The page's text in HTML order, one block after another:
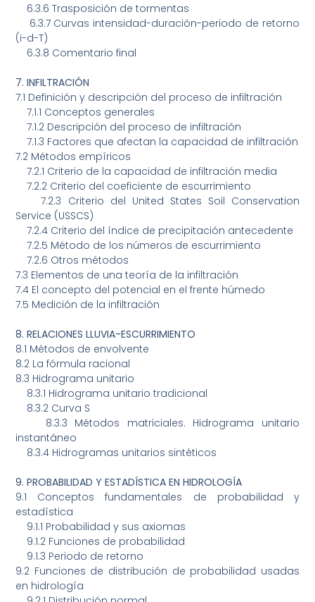
6.3.6Trasposición de tormentas
6.3.7 Curvas intensidad-duración-periodo de retorno
(i-d-T)
6.3.8 Comentario final
7.INFILTRACIÓN
7.1 Definición y descripción del proceso de infiltración
7.1.1 Conceptos generales
7.1.2 Descripción del proceso de infiltración
7.1.3 Factores que afectan la capacidad de infiltración
7.2 Métodos empíricos
7.2.1 Criterio de la capacidad de infiltración media
7.2.2 Criterio del coeficiente de escurrimiento
7.2.3 Criterio del United States Soil Conservation
Service (USSCS)
7.2.4 Criterio del índice de precipitación antecedente
7.2.5 Método de los números de escurrimiento
7.2.6 Otros métodos
7.3 Elementos de una teoría de la infiltración
7.4 El concepto del potencial en el frente húmedo
7.5 Medición de la infiltración
8.RELACIONES LLUVIA-ESCURRIMIENTO
8.1 Métodos de envolvente
8.2 La fórmula racional
8.3 Hidrograma unitario
8.3.1 Hidrograma unitario tradicional
8.3.2 Curva S
8.3.3 Métodos matriciales. Hidrograma unitario
instantáneo
8.3.4 Hidrogramas unitarios sintéticos
9.PROBABILIDAD Y ESTADÍSTICA EN HIDROLOGÍA
9.1 Conceptos fundamentales de probabilidad y
estadística
9.1.1 Probabilidad y sus axiomas
9.1.2 Funciones de probabilidad
9.1.3 Periodo de retorno
9.2 Funciones de distribución de probabilidad usadas
en hidrología